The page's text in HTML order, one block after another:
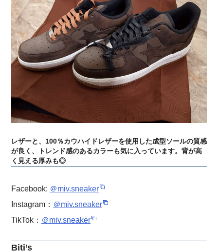
レザーと、100％カウハイドレザーを使用した成型ソールの質感
が良く、トレンド感のあるカラーも気に入っています。背が高
く見える厚みも◎
Facebook: ＠miv.sneaker
Instagram： ＠miv.sneaker
TikTok： ＠miv.sneaker
Biti’s